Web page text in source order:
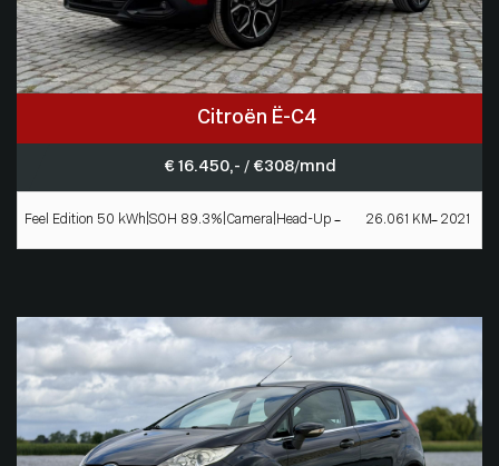
Citroën Ë-C4
€ 16.450,- / € 308/mnd
Feel Edition 50 kWh|SOH 89.3%|Camera|Head-Up 26.061 KM 2021